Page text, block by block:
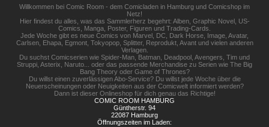
Willkommen bei Comic Room - dem Comicladen in Hamburg und Comicshop im
Netz!
Hier findest du alles, was das Sammlerherz begehrt: Alben, Graphic Novel, US-
Comics, Manga, Poster, Figuren und Trading-Cards.
Jede Woche gibt es neue Comics von Marvel, DC, Dark Horse, Image, Avatar,
Carlsen, Ehapa, Egmont, Tokyopop, Splitter, Reprodukt, Avant und vielen anderen
Verlagen.
Du suchst Comicserien wie Spider-Man, Batman, Deadpool, Avengers, Tim und
Struppi, Asterix, Naruto... oder das passende Merchandise zu Serien wie The Big
Bang Theory oder Game of Thrones?
Du willst einen zuverlässigen Abo-Service? Du willst jede Woche über die
Neuerscheinungen oder Neuigkeiten aus der Comicwelt informiert werden?
Dann ist dieser Onlineshop für dich genau das Richtige!
COMIC ROOM HAMBURG
Güntherstr. 94
22087 Hamburg
Öffnungszeiten im Laden: